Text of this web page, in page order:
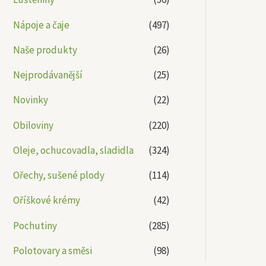
Nápoje a čaje
(497)
Naše produkty
(26)
Nejprodávanější
(25)
Novinky
(22)
Obiloviny
(220)
Oleje, ochucovadla, sladidla
(324)
Ořechy, sušené plody
(114)
Oříškové krémy
(42)
Pochutiny
(285)
Polotovary a směsi
(98)